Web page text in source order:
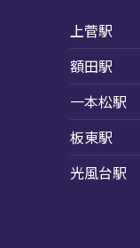
上菅駅
額田駅
一本松駅
板東駅
光風台駅